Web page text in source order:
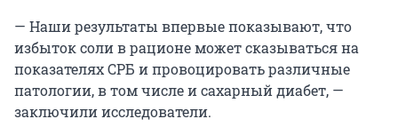
— Наши результаты впервые показывают, что
избыток соли в рационе может сказываться на
показателях СРБ и провоцировать различные
патологии, в том числе и сахарный диабет, —
заключили исследователи.